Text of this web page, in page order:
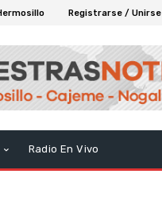
Registrarse / Unirse
Radio En Vivo